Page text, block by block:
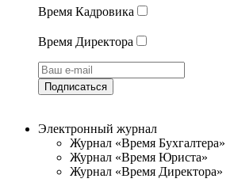
Время Кадровика
Время Директора
Подписаться
Электронный журнал
Журнал «Время Бухгалтера»
Журнал «Время Юриста»
Журнал «Время Директора»